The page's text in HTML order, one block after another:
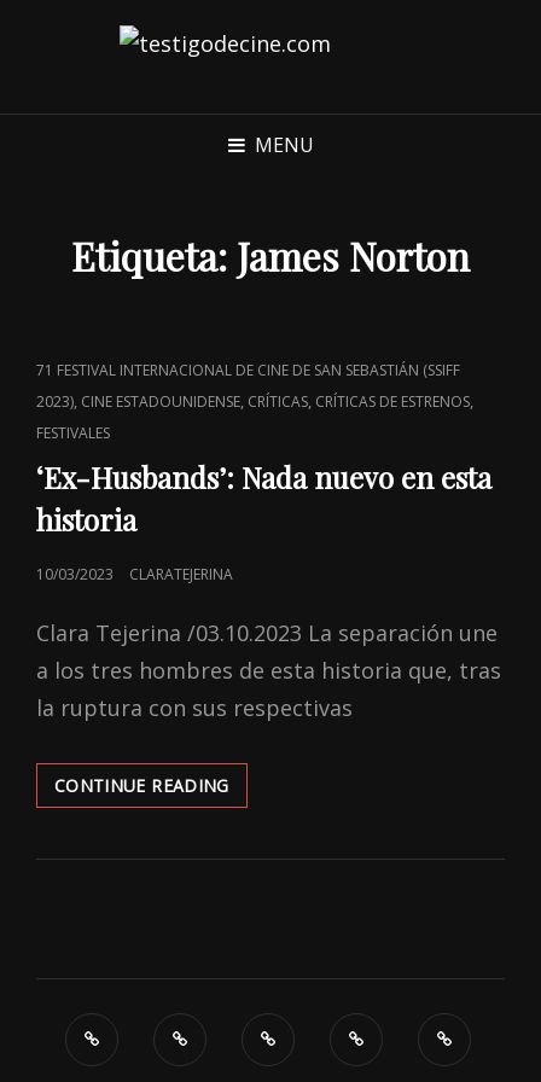
MENU
Etiqueta: James Norton
CAT
LINKS
71 FESTIVAL INTERNACIONAL DE CINE DE SAN SEBASTIÁN (SSIFF
2023), CINE ESTADOUNIDENSE, CRÍTICAS, CRÍTICAS DE ESTRENOS,
FESTIVALES
‘Ex-Husbands’: Nada nuevo en esta
historia
POSTED
10/03/2023 CLARATEJERINA
Clara Tejerina /03.10.2023 La separación une
a los tres hombres de esta historia que, tras
la ruptura con sus respectivas
CONTINUE READING‘EX-
HUSBANDS’:
NUEVO